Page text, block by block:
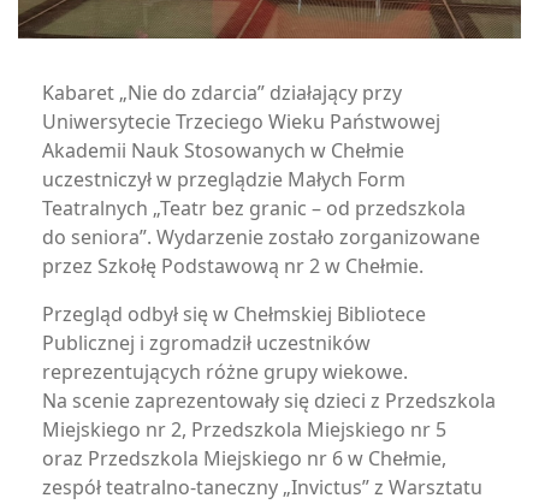
Kabaret „Nie do zdarcia” działający przy
Uniwersytecie Trzeciego Wieku Państwowej
Akademii Nauk Stosowanych w Chełmie
uczestniczył w przeglądzie Małych Form
Teatralnych „Teatr bez granic – od przedszkola
do seniora”. Wydarzenie zostało zorganizowane
przez Szkołę Podstawową nr 2 w Chełmie.
Przegląd odbył się w Chełmskiej Bibliotece
Publicznej i zgromadził uczestników
reprezentujących różne grupy wiekowe.
Na scenie zaprezentowały się dzieci z Przedszkola
Miejskiego nr 2, Przedszkola Miejskiego nr 5
oraz Przedszkola Miejskiego nr 6 w Chełmie,
zespół teatralno-taneczny „Invictus” z Warsztatu